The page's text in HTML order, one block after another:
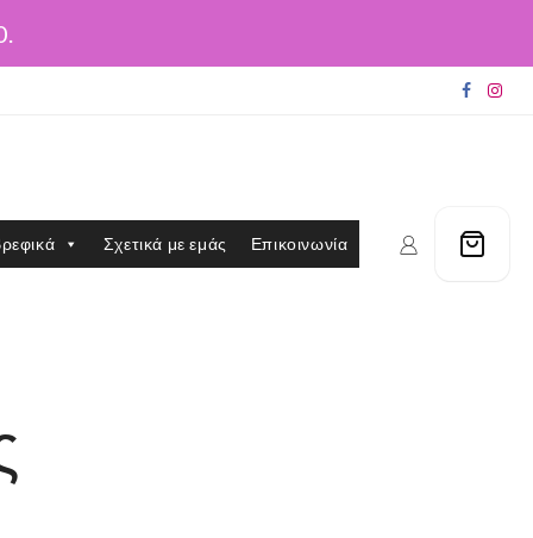
Σχετικά με εμάς Επικοινωνία